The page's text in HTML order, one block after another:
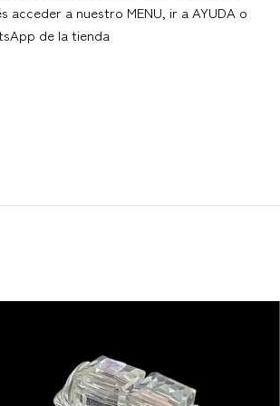
acceder a nuestro MENU, ir a AYUDA o
de la tienda